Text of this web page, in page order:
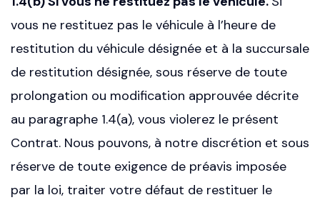
vous ne restituez pas le véhicule à l’heure de
restitution du véhicule désignée et à la succursale
de restitution désignée, sous réserve de toute
prolongation ou modification approuvée décrite
au paragraphe 1.4(a), vous violerez le présent
Contrat. Nous pouvons, à notre discrétion et sous
réserve de toute exigence de préavis imposée
par la loi, traiter votre défaut de restituer le